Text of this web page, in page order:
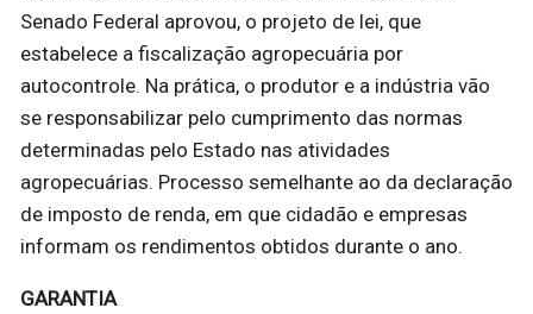
Senado Federal aprovou, o projeto de lei, que
estabelece a fiscalização agropecuária por
autocontrole. Na prática, o produtor e a indústria vão
se responsabilizar pelo cumprimento das normas
determinadas pelo Estado nas atividades
agropecuárias. Processo semelhante ao da declaração
de imposto de renda, em que cidadão e empresas
informam os rendimentos obtidos durante o ano.
GARANTIA